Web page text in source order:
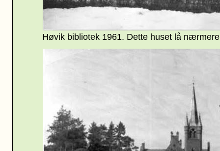
Høvik bibliotek 1961. Dette huset lå